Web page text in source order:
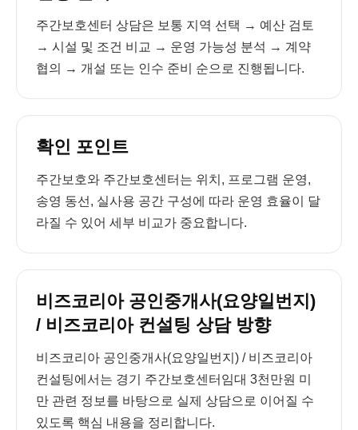
주간보호센터 상담은 보통 지역 선택 → 예산 검토
→ 시설 및 조건 비교 → 운영 가능성 분석 → 계약
협의 → 개설 또는 인수 준비 순으로 진행됩니다.
확인 포인트
주간보호와 주간보호센터는 위치, 프로그램 운영,
송영 동선, 실사용 공간 구성에 따라 운영 효율이 달
라질 수 있어 세부 비교가 중요합니다.
비즈코리아 공인중개사(요양일번지)
/ 비즈코리아 컨설팅 상담 방향
비즈코리아 공인중개사(요양일번지) / 비즈코리아
컨설팅에서는 경기 주간보호센터임대 3천만원 미
만 관련 정보를 바탕으로 실제 상담으로 이어질 수
있도록 핵심 내용을 정리합니다.